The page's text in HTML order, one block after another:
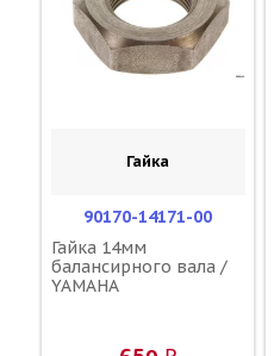
Гайка
90170-14171-00
Гайка 14мм
балансирного вала /
YAMAHA